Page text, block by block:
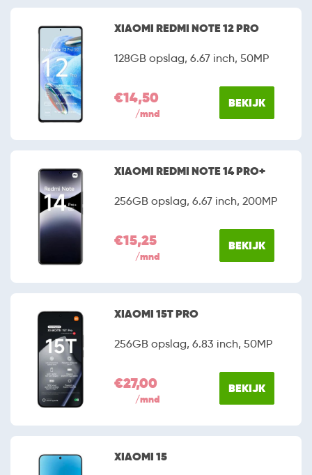
XIAOMI REDMI NOTE 12 PRO
128GB opslag, 6.67 inch, 50MP
€14,50
/mnd
BEKIJK
XIAOMI REDMI NOTE 14 PRO+
256GB opslag, 6.67 inch, 200MP
€15,25
/mnd
BEKIJK
XIAOMI 15T PRO
256GB opslag, 6.83 inch, 50MP
€27,00
/mnd
BEKIJK
XIAOMI 15